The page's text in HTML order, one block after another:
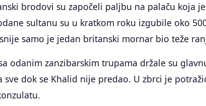
brodovi su započeli paljbu na palaču koja je
sultanu su u kratkom roku izgubile oko
samo je jedan britanski mornar bio teže
odanim zanzibarskim trupama držale su
dok se Khalid nije predao. U zbrci je